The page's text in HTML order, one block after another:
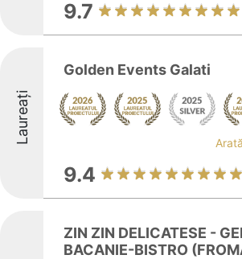
9.7
Laureați
Golden Events Galati
9.4
ZIN ZIN DELICATESE -
BACANIE-BISTRO